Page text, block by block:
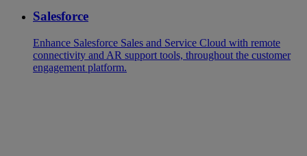
Salesforce
Enhance Salesforce Sales and Service Cloud with remote
connectivity and AR support tools, throughout the customer
engagement platform.